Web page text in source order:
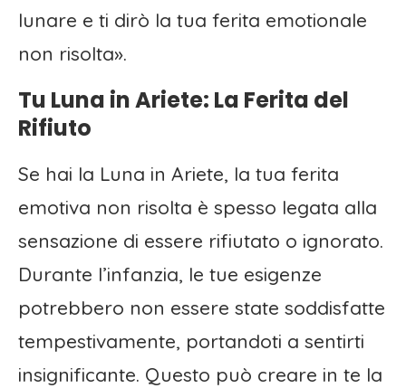
lunare e ti dirò la tua ferita emotionale
non risolta».
Tu Luna in Ariete: La Ferita del
Rifiuto
Se hai la Luna in Ariete, la tua ferita
emotiva non risolta è spesso legata alla
sensazione di essere rifiutato o ignorato.
Durante l’infanzia, le tue esigenze
potrebbero non essere state soddisfatte
tempestivamente, portandoti a sentirti
insignificante. Questo può creare in te la